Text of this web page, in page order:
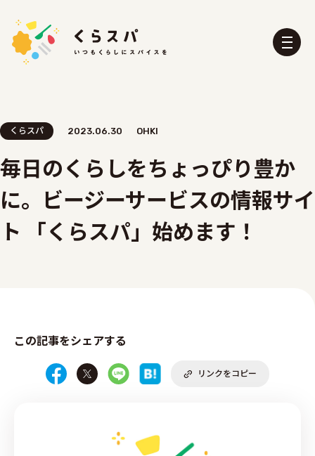
おふろ部
せいかつ部
ぼうさい部
PRODUCE by ︎BG SERVICE
くらスパ 2023.06.30 OHKI
毎日のくらしをちょっぴり豊か
に。ビージーサービスの情報サイ
ト 「くらスパ」始めます！
この記事をシェアする
リンクをコピー